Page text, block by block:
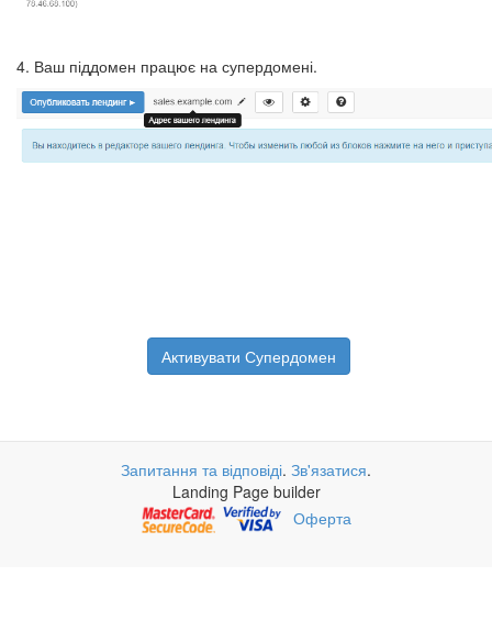
4. Ваш піддомен працює на супердомені.
Активувати Супердомен
Запитання та відповіді. Зв'язатися.
Landing Page builder
Оферта